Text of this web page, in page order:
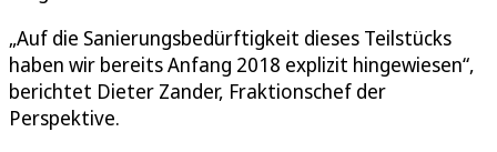
„Auf die Sanierungsbedürftigkeit dieses Teilstücks
haben wir bereits Anfang 2018 explizit hingewiesen“,
berichtet Dieter Zander, Fraktionschef der
Perspektive.